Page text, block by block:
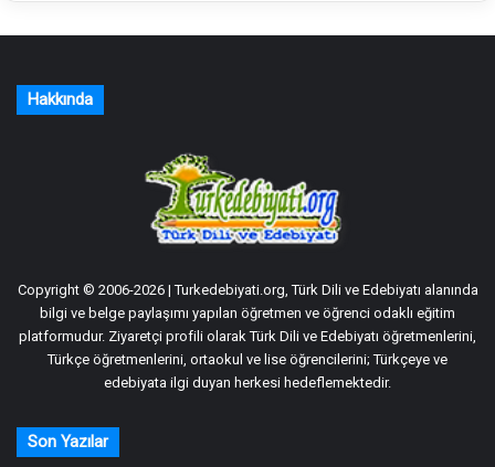
Hakkında
Copyright © 2006-2026 | Turkedebiyati.org, Türk Dili ve Edebiyatı alanında
bilgi ve belge paylaşımı yapılan öğretmen ve öğrenci odaklı eğitim
platformudur. Ziyaretçi profili olarak Türk Dili ve Edebiyatı öğretmenlerini,
Türkçe öğretmenlerini, ortaokul ve lise öğrencilerini; Türkçeye ve
edebiyata ilgi duyan herkesi hedeflemektedir.
Son Yazılar